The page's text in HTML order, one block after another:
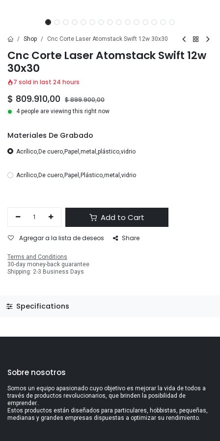
Shop Cnc Corte Laser Atomstack Swift 12w 30x30
Cnc Corte Laser Atomstack Swift 12w
30x30
7 sold in last 24 hours
$ 809.910,00 $899.900,00
4 people are viewing this right now
Materiales De Grabado
Acrílico,De cuero,Papel,metal,plástico,vidrio
Acrílico,De cuero,Papel,Plástico,metal,vidrio
Add to Cart
Agregar a la lista de deseos Share
Terms and Conditions
30-day money-back guarantee
Shipping: 2-3 Business Days
Specifications
Sobre nosotros
Somos un equipo apasionado cuyo objetivo es mejorar la vida de todos a
través de productos revolucionarios, que brinden la posibilidad de
emprender..
Estos productos están diseñados para particulares, hobbistas, pequeñas,
medianas y grandes empresas dispuestas a optimizar su rendimiento.